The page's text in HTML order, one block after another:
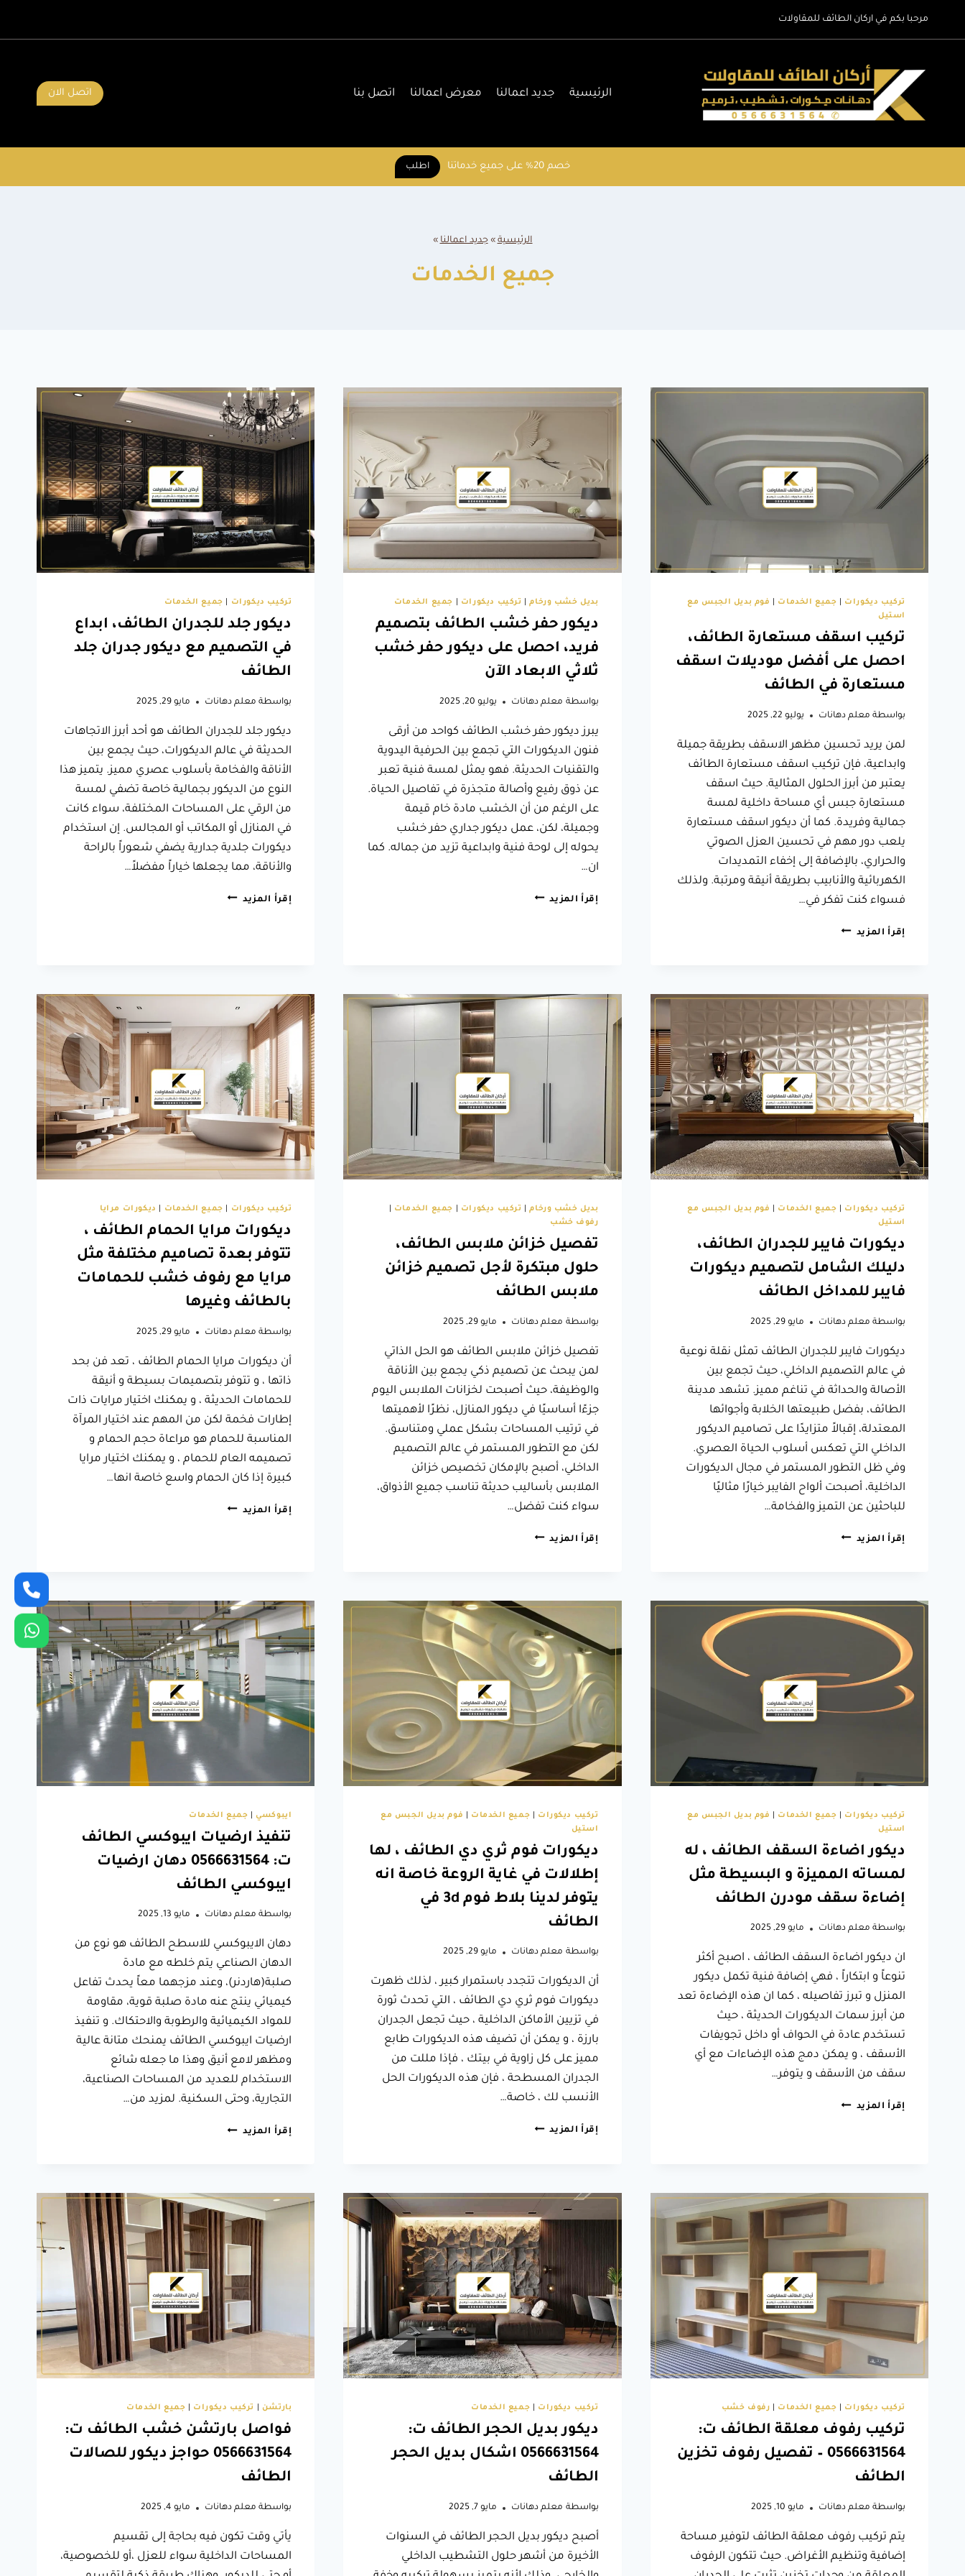
مرحبا بكم في اركان الطائف للمقاولات
الرئيسية جديد اعمالنا معرض اعمالنا اتصل بنا اتصل الان
خصم 20% على جميع خدماتنا اطلب
الرئيسية »جديد اعمالنا »
جميع الخدمات
تركيب ديكورات جميع الخدمات
فوم بديل الجبس مع
استيل
تركيب اسقف مستعارة الطائف،
احصل على أفضل موديلات اسقف
مستعارة في الطائف
بواسطة معلم دهانات يوليو 22, 2025
لمن يريد تحسين مظهر الاسقف بطريقة جميلة
وابداعية، فإن تركيب اسقف مستعارة الطائف
يعتبر من أبرز الحلول المثالية. حيث اسقف
مستعارة جبس أي مساحة داخلية لمسة
جمالية وفريدة. كما أن ديكور اسقف مستعارة
يلعب دور مهم في تحسين العزل الصوتي
والحراري، بالإضافة إلى إخفاء التمديدات
الكهربائية والأنابيب بطريقة أنيقة ومرتبة. ولذلك
فسواء كنت تفكر في…
إقرأ المزيد تركيب
على
أفضل
موديلات
اسقف
مستعارة
في
الطائف
بديل خشب ورخام| تركيب ديكورات جميع الخدمات
ديكور حفر خشب الطائف بتصميم
فريد، احصل على ديكور حفر خشب
ثلاثي الابعاد الآن
بواسطة معلم دهانات يوليو 20, 2025
يبرز ديكور حفر خشب الطائف كواحد من أرقى
فنون الديكورات التي تجمع بين الحرفية اليدوية
والتقنيات الحديثة. فهو يمثل لمسة فنية تعبر
عن ذوق رفيع وأصالة متجذرة في تفاصيل الحياة.
على الرغم من أن الخشب مادة خام قيمة
وجميلة، لكن، عمل ديكور جداري حفر خشب
يحوله إلى لوحة فنية وابداعية تزيد من جماله. كما
ان…
إقرأ المزيد ديكور
على
ديكور
خشب
تركيب ديكورات جميع الخدمات
ديكور جلد للجدران الطائف، ابداع
في التصميم مع ديكور جدران جلد
الطائف
بواسطة معلم دهانات مايو 29, 2025
ديكور جلد للجدران الطائف هو أحد أبرز الاتجاهات
الحديثة في عالم الديكورات، حيث يجمع بين
الأناقة والفخامة بأسلوب عصري مميز. يتميز هذا
النوع من الديكور بجمالية خاصة تضفي لمسة
من الرقي على المساحات المختلفة، سواء كانت
في المنازل أو المكاتب أو المجالس. إن استخدام
ديكورات جلدية جدارية يضفي شعوراً بالراحة
والأناقة، مما يجعلها خياراً مفضلاً…
إقرأ المزيد ديكور
جدران
الطائف
تركيب ديكورات جميع الخدمات
فوم بديل الجبس مع
استيل
ديكورات فايبر للجدران الطائف،
دليلك الشامل لتصميم ديكورات
فايبر للمداخل الطائف
بواسطة معلم دهانات مايو 29, 2025
ديكورات فايبر للجدران الطائف تمثل نقلة نوعية
في عالم التصميم الداخلي، حيث تجمع بين
الأصالة والحداثة في تناغم مميز. تشهد مدينة
الطائف، بفضل طبيعتها الخلابة وأجوائها
المعتدلة، إقبالاً متزايدًا على تصاميم الديكور
الداخلي التي تعكس أسلوب الحياة العصري.
وفي ظل التطور المستمر في مجال الديكورات
الداخلية، أصبحت ألواح الفايبر خيارًا مثاليًا
للباحثين عن التميز والفخامة…
إقرأ المزيد ديكورات
الشامل
لتصميم
للمداخل
الطائف
بديل خشب ورخام| تركيب ديكورات جميع الخدمات
رفوف خشب
تفصيل خزائن ملابس الطائف،
حلول مبتكرة لأجل تصميم خزائن
ملابس الطائف
بواسطة معلم دهانات مايو 29, 2025
تفصيل خزائن ملابس الطائف هو الحل الذاتي
لمن يبحث عن تصميم ذكي يجمع بين الأناقة
والوظيفة، حيث أصبحت لخزانات الملابس اليوم
جزءًا أساسيًا في ديكور المنازل، نظرًا لأهميتها
في ترتيب المساحات بشكل عملي ومتناسق.
لكن مع التطور المستمر في عالم التصميم
الداخلي، أصبح بالإمكان تخصيص خزائن
الملابس بأساليب حديثة تناسب جميع الأذواق،
سواء كنت تفضل…
إقرأ المزيد تفصيل
مبتكرة
لأجل
تصميم
خزائن
ملابس
الطائف
تركيب ديكورات جميع الخدمات ديكورات مرايا
ديكورات مرايا الحمام الطائف ،
تتوفر بعدة تصاميم مختلفة مثل
مرايا مع رفوف خشب للحمامات
بالطائف وغيرها
بواسطة معلم دهانات مايو 29, 2025
أن ديكورات مرايا الحمام الطائف ، تعد فن بحد
ذاتها ، و تتوفر بتصميمات بسيطة و أنيقة
للحمامات الحديثة ، و يمكنك اختيار مرايات ذات
إطارات فخمة لكن من المهم عند اختيار المرآة
المناسبة للحمام هو مراعاة حجم الحمام و
تصميمه العام للحمام ، و يمكنك اختيار مرايا
كبيرة إذا كان الحمام واسع خاصة انها…
إقرأ المزيد ديكورات
تصاميم
مختلفة
مثل
مرايا
مع
رفوف
خشب
للحمامات
تركيب ديكورات جميع الخدمات
فوم بديل الجبس مع
استيل
ديكور اضاءة السقف الطائف ، له
لمساته المميزة و البسيطة مثل
إضاءة سقف مودرن الطائف
بواسطة معلم دهانات مايو 29, 2025
ان ديكور اضاءة السقف الطائف ، اصبح أكثر
تنوعاً و ابتكاراً ، فهي إضافة فنية تكمل ديكور
المنزل و تبرز تفاصيله ، كما ان هذه الإضاءة تعد
من أبرز سمات الديكورات الحديثة ، حيث
تستخدم عادة في الحواف أو داخل تجويفات
الأسقف ، و يمكن دمج هذه الإضاءات مع أي
سقف من الأسقف و يتوفر…
إقرأ المزيد ديكور
لمساته
البسيطة
مثل
سقف
مودرن
تركيب ديكورات جميع الخدمات
فوم بديل الجبس مع
استيل
ديكورات فوم ثري دي الطائف ، لها
إطلالات في غاية الروعة خاصة انه
يتوفر لدينا بلاط فوم 3d في
الطائف
بواسطة معلم دهانات مايو 29, 2025
أن الديكورات تتجدد باستمرار كبير ، لذلك ظهرت
ديكورات فوم ثري دي الطائف ، التي تحدث ثورة
في تزيين الأماكن الداخلية ، حيث تجعل الجدران
بارزة ، و يمكن أن تضيف هذه الديكورات طابع
مميز على كل زاوية في بيتك ، فإذا مللت من
الجدران المسطحة ، فإن هذه الديكورات الحل
الأنسب لك ، خاصة…
إقرأ المزيد ديكورات
لها
إطلالات
في
غاية
الروعة
خاصة
انه
يتوفر
لدينا
بلاط
فوم
الطائف
ايبوكسي جميع الخدمات
تنفيذ ارضيات ايبوكسي الطائف
ت: 0566631564 دهان ارضيات
ايبوكسي الطائف
بواسطة معلم دهانات مايو 13, 2025
دهان الايبوكسي للاسطح الطائف هو نوع من
الدهان الصناعي يتم خلطه مع مادة
صلبة(هاردنر)، وعند مزجهما معاً يحدث تفاعل
كيميائي ينتج عنه مادة صلبة قوية، مقاومة
للمواد الكيميائية والرطوبة والاحتكاك. و تنفيذ
ارضيات ايبوكسي الطائف يمنحك متانة عالية
ومظهر لامع أنيق وهذا ما جعله شائع
الاستخدام للعديد من المساحات الصناعية،
التجارية، وحتى السكنية. لمزيد من…
إقرأ المزيد تنفيذ
0566631564
دهان
ارضيات
ايبوكسي
الطائف
تركيب ديكورات جميع الخدمات رفوف خشب
تركيب رفوف معلقة الطائف ت:
0566631564 – تفصيل رفوف تخزين
الطائف
بواسطة معلم دهانات مايو 10, 2025
يتم تركيب رفوف معلقة الطائف لتوفير مساحة
إضافية وتنظيم الأغراض. حيث تتكون الرفوف
تركيب ديكورات جميع الخدمات
ديكور بديل الحجر الطائف ت:
0566631564 اشكال بديل الحجر
الطائف
بواسطة معلم دهانات مايو 7, 2025
أصبح ديكور بديل الحجر الطائف في السنوات
الأخيرة من أشهر حلول التشطيب الداخلي
بارتشن تركيب ديكورات جميع الخدمات
فواصل بارتشن خشب الطائف ت:
0566631564 حواجز ديكور للصالات
الطائف
بواسطة معلم دهانات مايو 4, 2025
يأتي وقت تكون فيه بحاجة إلى تقسيم
المساحات الداخلية سواء للعزل ،أو للخصوصية،